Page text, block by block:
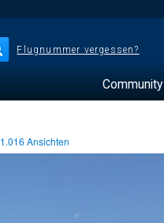
Flugnummer vergessen?
Community
1.016 Ansichten